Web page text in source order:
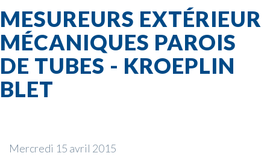
MESUREURS EXTÉRIEUR
MÉCANIQUES PAROIS
DE TUBES - KROEPLIN
BLET
Mercredi 15 avril 2015